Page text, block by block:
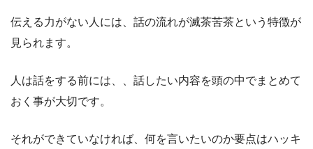
伝える力がない人には、話の流れが滅茶苦茶という特徴が
見られます。
人は話をする前には、、話したい内容を頭の中でまとめて
おく事が大切です。
それができていなければ、何を言いたいのか要点はハッキ